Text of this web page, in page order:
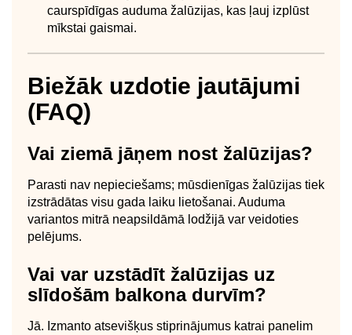
caurspīdīgas auduma žalūzijas, kas ļauj izplūst
mīkstai gaismai.
Biežāk uzdotie jautājumi
(FAQ)
Vai ziemā jāņem nost žalūzijas?
Parasti nav nepieciešams; mūsdienīgas žalūzijas tiek
izstrādātas visu gada laiku lietošanai. Auduma
variantos mitrā neapsildāmā lodžijā var veidoties
pelējums.
Vai var uzstādīt žalūzijas uz
slīdošām balkona durvīm?
Jā. Izmanto atsevišķus stiprinājumus katrai panelim